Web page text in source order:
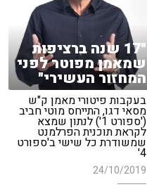
"17 שנה ברציפות
שמאמן מפוטר לפני
המחזור העשירי"
בעקבות פיטורי מאמן ק"ש
מסאי דגו, התייחס מוטי חביב
('ספורט 1') לנתון שמצא
לקראת תוכנית הפרלמנט
שמשודרת כל שישי ב'ספורט
4'
24/10/2019